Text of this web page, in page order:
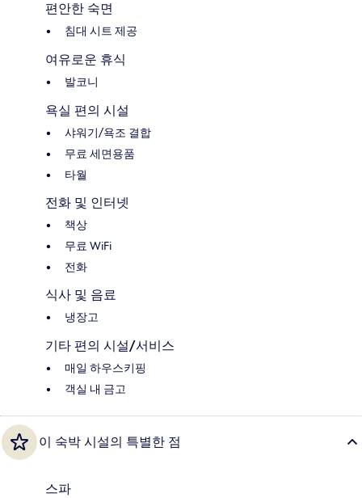
편안한 숙면
침대 시트 제공
여유로운 휴식
발코니
욕실 편의 시설
샤워기/욕조 결합
무료 세면용품
타월
전화 및 인터넷
책상
무료 WiFi
전화
식사 및 음료
냉장고
기타 편의 시설/서비스
매일 하우스키핑
객실 내 금고
이 숙박 시설의 특별한 점
스파